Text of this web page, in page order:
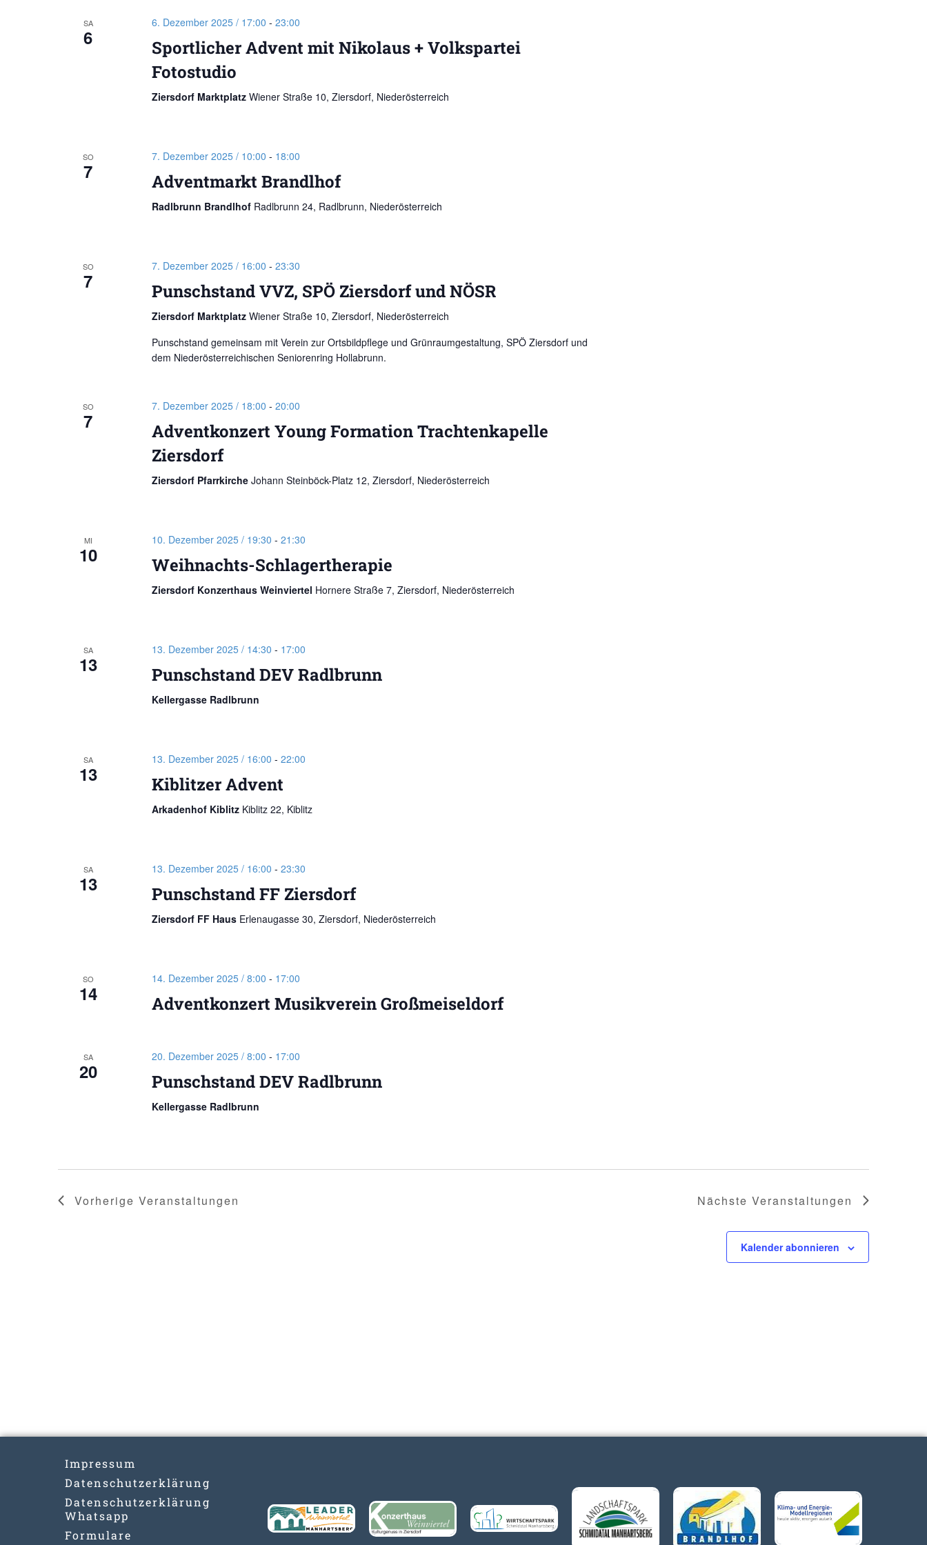
SA
6
6. Dezember 2025 / 17:00 - 23:00
Sportlicher Advent mit Nikolaus + Volkspartei
Fotostudio
Ziersdorf Marktplatz Wiener Straße 10, Ziersdorf, Niederösterreich
SO
7
7. Dezember 2025 / 10:00 - 18:00
Adventmarkt Brandlhof
Radlbrunn Brandlhof Radlbrunn 24, Radlbrunn, Niederösterreich
SO
7
7. Dezember 2025 / 16:00 - 23:30
Punschstand VVZ, SPÖ Ziersdorf und NÖSR
Ziersdorf Marktplatz Wiener Straße 10, Ziersdorf, Niederösterreich
Punschstand gemeinsam mit Verein zur Ortsbildpflege und Grünraumgestaltung, SPÖ Ziersdorf und
dem Niederösterreichischen Seniorenring Hollabrunn.
SO
7
7. Dezember 2025 / 18:00 - 20:00
Adventkonzert Young Formation Trachtenkapelle
Ziersdorf
Ziersdorf Pfarrkirche Johann Steinböck-Platz 12, Ziersdorf, Niederösterreich
MI
10
10. Dezember 2025 / 19:30 - 21:30
Weihnachts-Schlagertherapie
Ziersdorf Konzerthaus Weinviertel Hornere Straße 7, Ziersdorf, Niederösterreich
SA
13
13. Dezember 2025 / 14:30 - 17:00
Punschstand DEV Radlbrunn
Kellergasse Radlbrunn
SA
13
13. Dezember 2025 / 16:00 - 22:00
Kiblitzer Advent
Arkadenhof Kiblitz Kiblitz 22, Kiblitz
SA
13
13. Dezember 2025 / 16:00 - 23:30
Punschstand FF Ziersdorf
Ziersdorf FF Haus Erlenaugasse 30, Ziersdorf, Niederösterreich
SO
14
14. Dezember 2025 / 8:00 - 17:00
Adventkonzert Musikverein Großmeiseldorf
SA
20
20. Dezember 2025 / 8:00 - 17:00
Punschstand DEV Radlbrunn
Kellergasse Radlbrunn
Vorherige Veranstaltungen Nächste Veranstaltungen
Kalender abonnieren
Impressum
Datenschutzerklärung
Datenschutzerklärung
Whatsapp
Formulare